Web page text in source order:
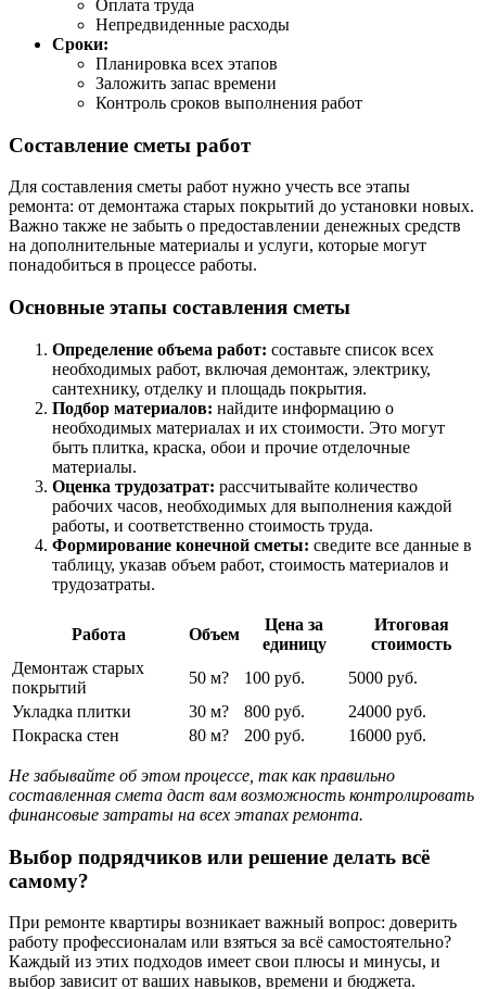
Оплата труда
Непредвиденные расходы
Сроки:
Планировка всех этапов
Заложить запас времени
Контроль сроков выполнения работ
Составление сметы работ
Для составления сметы работ нужно учесть все этапы
ремонта: от демонтажа старых покрытий до установки новых.
Важно также не забыть о предоставлении денежных средств
на дополнительные материалы и услуги, которые могут
понадобиться в процессе работы.
Основные этапы составления сметы
Определение объема работ: составьте список всех
необходимых работ, включая демонтаж, электрику,
сантехнику, отделку и площадь покрытия.
Подбор материалов: найдите информацию о
необходимых материалах и их стоимости. Это могут
быть плитка, краска, обои и прочие отделочные
материалы.
Оценка трудозатрат: рассчитывайте количество
рабочих часов, необходимых для выполнения каждой
работы, и соответственно стоимость труда.
Формирование конечной сметы: сведите все данные в
таблицу, указав объем работ, стоимость материалов и
трудозатраты.
Работа Объем
Цена за
единицу
Итоговая
стоимость
Демонтаж старых
покрытий
50 м? 100 руб.
5000 руб.
Укладка плитки
30 м? 800 руб.
24000 руб.
Покраска стен
80 м? 200 руб. 16000 руб.
Не забывайте об этом процессе, так как правильно
составленная смета даст вам возможность контролировать
финансовые затраты на всех этапах ремонта.
Выбор подрядчиков или решение делать всё
самому?
При ремонте квартиры возникает важный вопрос: доверить
работу профессионалам или взяться за всё самостоятельно?
Каждый из этих подходов имеет свои плюсы и минусы, и
выбор зависит от ваших навыков, времени и бюджета.